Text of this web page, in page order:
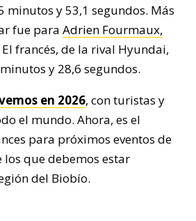
minutos y 53,1 segundos. Más
fue para Adrien Fourmaux,
El francés, de la rival Hyundai,
y 28,6 segundos.
en 2026, con turistas y
el mundo. Ahora, es el
para próximos eventos de
que debemos estar
del Biobío.